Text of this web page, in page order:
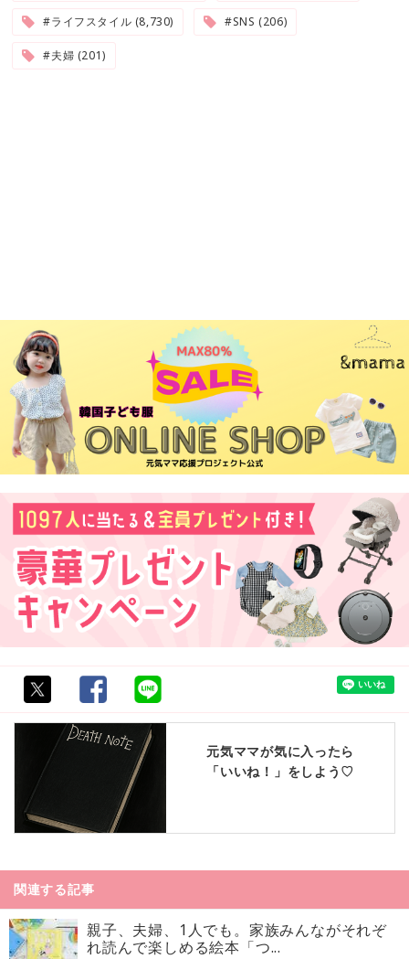
#ライフスタイル (8,730) #SNS (206)
#夫婦 (201)
元気ママが気に入ったら
「いいね！」をしよう♡
関連する記事
親子、夫婦、1人でも。家族みんながそれぞ
れ読んで楽しめる絵本「つ...